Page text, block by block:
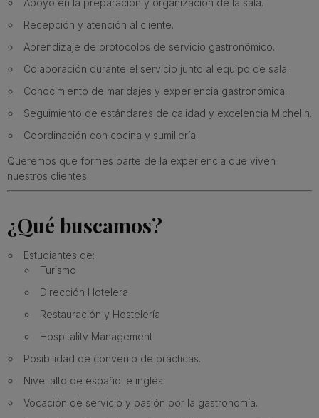
Apoyo en la preparación y organización de la sala.
Recepción y atención al cliente.
Aprendizaje de protocolos de servicio gastronómico.
Colaboración durante el servicio junto al equipo de sala.
Conocimiento de maridajes y experiencia gastronómica.
Seguimiento de estándares de calidad y excelencia Michelin.
Coordinación con cocina y sumillería.
Queremos que formes parte de la experiencia que viven
nuestros clientes.
¿Qué buscamos?
Estudiantes de:
Turismo
Dirección Hotelera
Restauración y Hostelería
Hospitality Management
Posibilidad de convenio de prácticas.
Nivel alto de español e inglés.
Vocación de servicio y pasión por la gastronomía.